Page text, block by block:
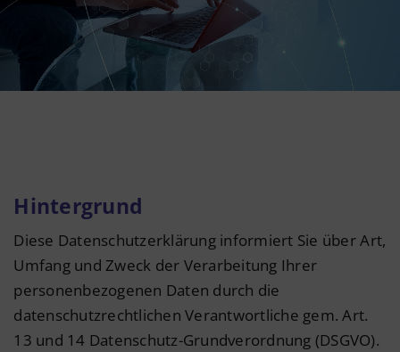
Barrierefreiheit
Hintergrund
Diese Datenschutzerklärung informiert Sie über Art,
Umfang und Zweck der Verarbeitung Ihrer
personenbezogenen Daten durch die
datenschutzrechtlichen Verantwortliche gem. Art.
13 und 14 Datenschutz-Grundverordnung (DSGVO).